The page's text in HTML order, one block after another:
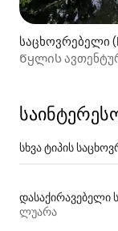
საცხოვრებელი
Წყლის
სხვა ტიპის
ლუარა